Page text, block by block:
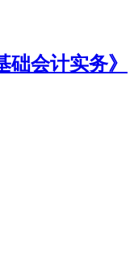
会计实务》